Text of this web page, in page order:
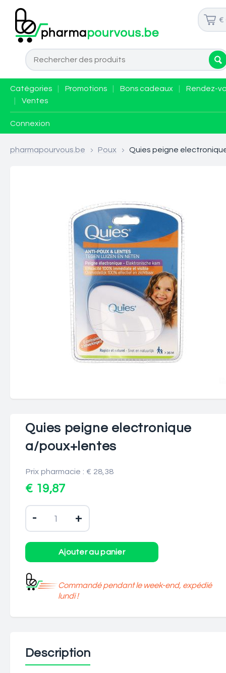
€
Catégories Promotions Bons cadeaux
Rendez-
Ventes
Connexion
pharmapourvous.be > Poux > Quies peigne
Quies peigne electronique
a/poux+lentes
Prix pharmacie : € 28,38
€ 19,87
- +
Commandé pendant le week-end, expédié
lundi !
Description